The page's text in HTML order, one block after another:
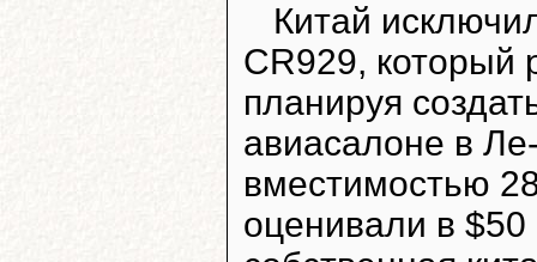
Китай
CR929, который
планируя
авиасалоне в
вместимостью
оценивали в